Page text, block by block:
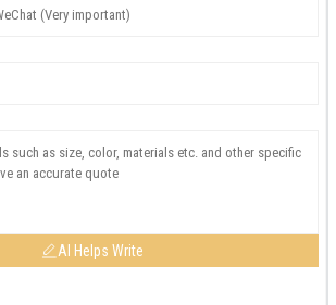
AI Helps Write